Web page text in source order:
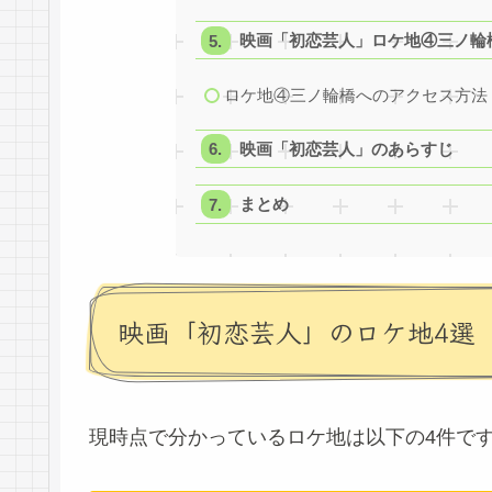
映画「初恋芸人」ロケ地④三ノ輪
ロケ地④三ノ輪橋へのアクセス方法
映画「初恋芸人」のあらすじ
まとめ
映画「初恋芸人」のロケ地4選
現時点で分かっているロケ地は以下の4件で